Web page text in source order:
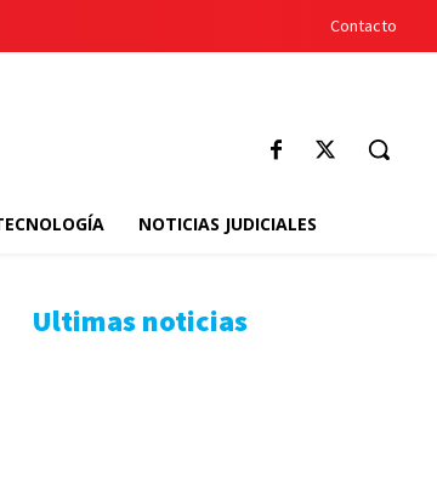
Contacto
NOTICIAS JUDICIALES
Ultimas noticias